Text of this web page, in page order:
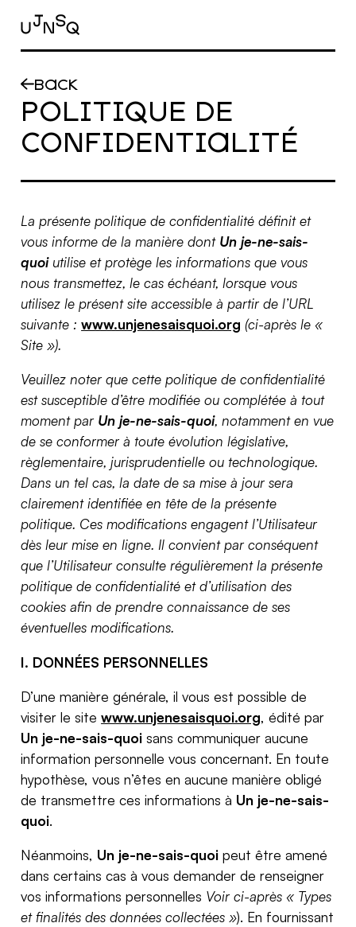
BACK
POLITIQUE DE
CONFIDENTIALITÉ
La présente politique de confidentialité définit et
vous informe de la manière dont Un je-ne-sais-
quoi utilise et protège les informations que vous
nous transmettez, le cas échéant, lorsque vous
utilisez le présent site accessible à partir de l’URL
suivante :www.unjenesaisquoi.org (ci-après le «
Site »).
Veuillez noter que cette politique de confidentialité
est susceptible d’être modifiée ou complétée à tout
moment par Un je-ne-sais-quoi, notamment en vue
de se conformer à toute évolution législative,
règlementaire, jurisprudentielle ou technologique.
Dans un tel cas, la date de sa mise à jour sera
clairement identifiée en tête de la présente
politique. Ces modifications engagent l’Utilisateur
dès leur mise en ligne. Il convient par conséquent
que l’Utilisateur consulte régulièrement la présente
politique de confidentialité et d’utilisation des
cookies afin de prendre connaissance de ses
éventuelles modifications.
I. DONNÉES PERSONNELLES
D’une manière générale, il vous est possible de
visiter le sitewww.unjenesaisquoi.org, édité par
Un je-ne-sais-quoi sans communiquer aucune
information personnelle vous concernant. En toute
hypothèse, vous n’êtes en aucune manière obligé
de transmettre ces informations à Un je-ne-sais-
quoi.
Néanmoins, Un je-ne-sais-quoi peut être amené
dans certains cas à vous demander de renseigner
vos informations personnelles Voir ci-après « Types
et finalités des données collectées »). En fournissant